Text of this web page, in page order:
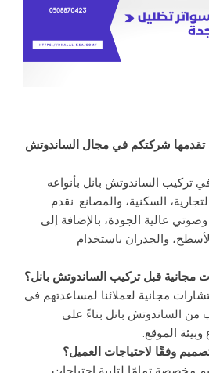
تقدمها شركتكم في مجال الساندوتش
تركيب الساندوتش بانل بأنواعه
السكنية، والمصانع. نقدم
عالية الجودة، بالإضافة إلى
والجدران باستخدام
مجانية قبل تركيب الساندوتش بانل؟
مجانية لعملائنا لمساعدتهم في
من الساندوتش بانل بناءً على
الموقع.
وفقًا لاحتياجات العميل؟